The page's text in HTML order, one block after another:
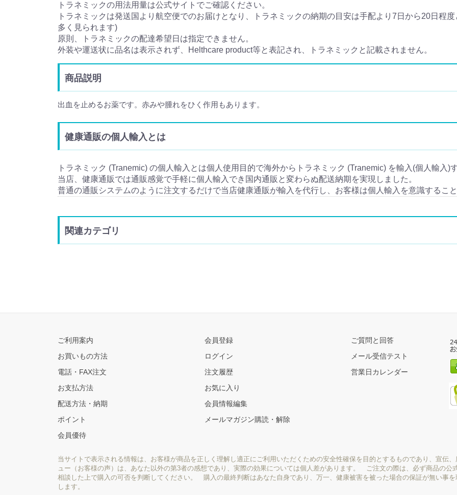
トラネミックの用法用量は公式サイトでご確認ください。
トラネミックは発送国より航空便でのお届けとなり、トラネミックの納期の目安は手配より7日から20日程
多く見られます)
原則、トラネミックの配達希望日は指定できません。
外装や運送状に品名は表示されず、Helthcare product等と表記され、トラネミックと記載されません。
商品説明
出血を止めるお薬です。赤みや腫れをひく作用もあります。
健康通販の個人輸入とは
トラネミック (Tranemic) の個人輸入とは個人使用目的で海外からトラネミック (Tranemic) を輸入(個人輸入)
当店、健康通販では通販感覚で手軽に個人輸入でき国内通販と変わらぬ配送納期を実現しました。
普通の通販システムのように注文するだけで当店健康通販が輸入を代行し、お客様は個人輸入を意識するこ
関連カテゴリ
ご利用案内
お買いもの方法
電話・FAX注文
お支払方法
配送方法・納期
ポイント
会員優待
会員登録
ログイン
注文履歴
お気に入り
会員情報編集
メールマガジン購読・解除
ご質問と回答
メール受信テスト
営業日カレンダー
当サイトで表示される情報は、お客様が商品を正しく理解し適正にご利用いただくための安全性確保を目的とするものであり、宣
ュー（お客様の声）は、あなた以外の第3者の感想であり、実際の効果については個人差があります。 ご注文の際は、必ず商品の公
相談した上で購入の可否を判断してください。 購入の最終判断はあなた自身であり、万一、健康被害を被った場合の保証が無い事
します。